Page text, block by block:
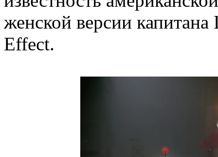
женской версии
Effect.